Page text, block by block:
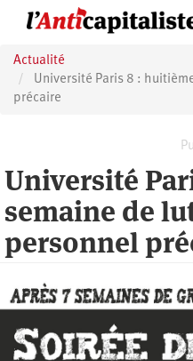
principal
Actualité
Université Paris 8 :
précaire
Université
semaine de
personnel